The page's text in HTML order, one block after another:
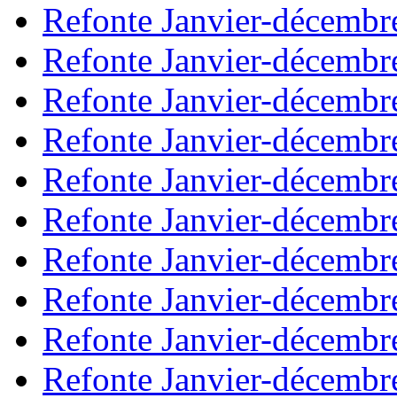
Refonte Janvier-
Refonte Janvier-
Refonte Janvier-
Refonte Janvier-
Refonte Janvier-
Refonte Janvier-
Refonte Janvier-
Refonte Janvier-
Refonte Janvier-
Refonte Janvier-